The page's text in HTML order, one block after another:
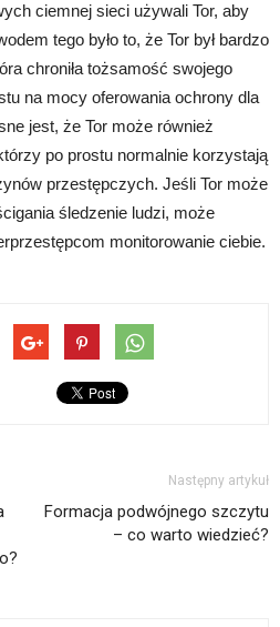
ciemnej sieci używali Tor, aby
tego było to, że Tor był bardzo
chroniła tożsamość swojego
na mocy oferowania ochrony dla
jest, że Tor może również
po prostu normalnie korzystają
przestępczych. Jeśli Tor może
śledzenie ludzi, może
monitorowanie ciebie.
Następny artykuł
Formacja podwójnego szczytu
– co warto wiedzieć?